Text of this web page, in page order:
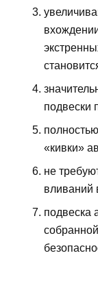
подвески
«кивки»
не
вливаний
подвеска